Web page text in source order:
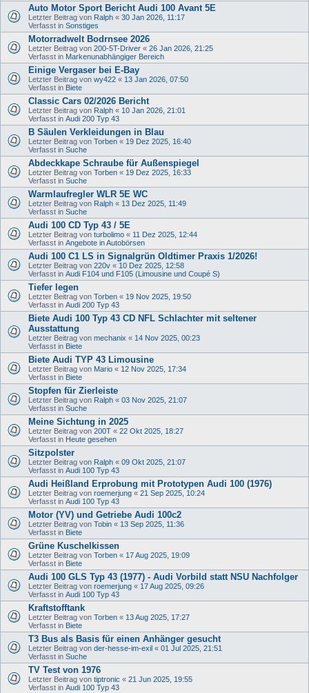
Auto Motor Sport Bericht Audi 100 Avant 5E
Letzter Beitrag von Ralph « 30 Jan 2026, 11:17
Verfasst in Sonstiges
Motorradwelt Bodrnsee 2026
Letzter Beitrag von 200-5T-Driver « 26 Jan 2026, 21:25
Verfasst in Markenunabhängiger Bereich
Einige Vergaser bei E-Bay
Letzter Beitrag von wy422 « 13 Jan 2026, 07:50
Verfasst in Biete
Classic Cars 02/2026 Bericht
Letzter Beitrag von Ralph « 10 Jan 2026, 21:01
Verfasst in Audi 200 Typ 43
B Säulen Verkleidungen in Blau
Letzter Beitrag von Torben « 19 Dez 2025, 16:40
Verfasst in Suche
Abdeckkape Schraube für Außenspiegel
Letzter Beitrag von Torben « 19 Dez 2025, 16:33
Verfasst in Suche
Warmlaufregler WLR 5E WC
Letzter Beitrag von Ralph « 13 Dez 2025, 11:49
Verfasst in Suche
Audi 100 CD Typ 43 / 5E
Letzter Beitrag von turbolimo « 11 Dez 2025, 12:44
Verfasst in Angebote in Autobörsen
Audi 100 C1 LS in Signalgrün Oldtimer Praxis 1/2026!
Letzter Beitrag von 220v « 10 Dez 2025, 12:58
Verfasst in Audi F104 und F105 (Limousine und Coupé S)
Tiefer legen
Letzter Beitrag von Torben « 19 Nov 2025, 19:50
Verfasst in Audi 200 Typ 43
Biete Audi 100 Typ 43 CD NFL Schlachter mit seltener
Ausstattung
Letzter Beitrag von mechanix « 14 Nov 2025, 00:23
Verfasst in Biete
Biete Audi TYP 43 Limousine
Letzter Beitrag von Mario « 12 Nov 2025, 17:34
Verfasst in Biete
Stopfen für Zierleiste
Letzter Beitrag von Ralph « 03 Nov 2025, 21:07
Verfasst in Suche
Meine Sichtung in 2025
Letzter Beitrag von 200T « 22 Okt 2025, 18:27
Verfasst in Heute gesehen
Sitzpolster
Letzter Beitrag von Ralph « 09 Okt 2025, 21:07
Verfasst in Audi 100 Typ 43
Audi Heißland Erprobung mit Prototypen Audi 100 (1976)
Letzter Beitrag von roemerjung « 21 Sep 2025, 10:24
Verfasst in Audi 100 Typ 43
Motor (YV) und Getriebe Audi 100c2
Letzter Beitrag von Tobin « 13 Sep 2025, 11:36
Verfasst in Biete
Grüne Kuschelkissen
Letzter Beitrag von Torben « 17 Aug 2025, 19:09
Verfasst in Biete
Audi 100 GLS Typ 43 (1977) - Audi Vorbild statt NSU Nachfolger
Letzter Beitrag von roemerjung « 17 Aug 2025, 09:26
Verfasst in Audi 100 Typ 43
Kraftstofftank
Letzter Beitrag von Torben « 13 Aug 2025, 17:27
Verfasst in Biete
T3 Bus als Basis für einen Anhänger gesucht
Letzter Beitrag von der-hesse-im-exil « 01 Jul 2025, 21:51
Verfasst in Suche
TV Test von 1976
Letzter Beitrag von tiptronic « 21 Jun 2025, 19:55
Verfasst in Audi 100 Typ 43